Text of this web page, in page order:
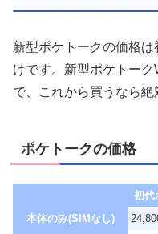
新型ポケトークの価格
けです。新型ポケトー
で、これから買うなら絶
ポケトークの価格
初代
本体のみ(SIMなし)